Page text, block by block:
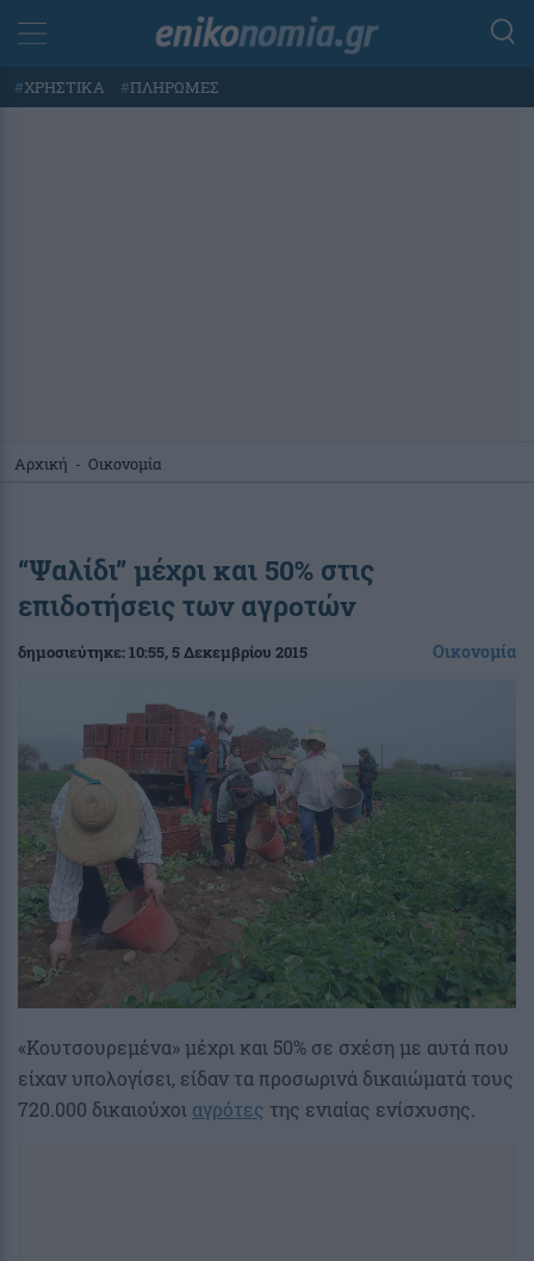
#ΧΡΗΣΤΙΚΑ #ΠΛΗΡΩΜΕΣ
Αρχική - Οικονομία
“Ψαλίδι” μέχρι και 50% στις
επιδοτήσεις των αγροτών
δημοσιεύτηκε:10:55, 5 Δεκεμβρίου 2015 Οικονομία
«Κουτσουρεμένα» μέχρι και 50% σε σχέση με αυτά που
είχαν υπολογίσει, είδαν τα προσωρινά δικαιώματά τους
720.000 δικαιούχοι αγρότες της ενιαίας ενίσχυσης.